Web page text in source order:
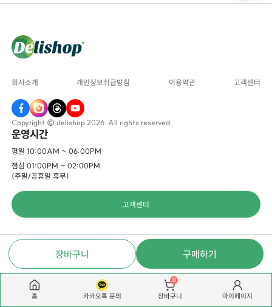
장바구니 구매하기
회사소개 개인정보취급방침 이용약관 고객센터
Copyright © delishop 2026. All rights reserved.
운영시간
평일 10:00AM ~ 06:00PM
점심 01:00PM ~ 02:00PM
(주말/공휴일 휴무)
고객센터
홈 카카오톡 문의
0
장바구니 마이페이지